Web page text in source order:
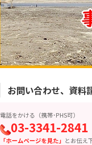
お問い合わせ、資料
電話をかける（携帯･PHS可）
03-3341-2841
「ホームページを見た」 とお伝え